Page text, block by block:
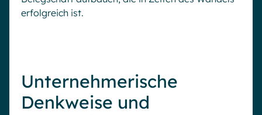
erfolgreich ist.
Unternehmerische
Denkweise und